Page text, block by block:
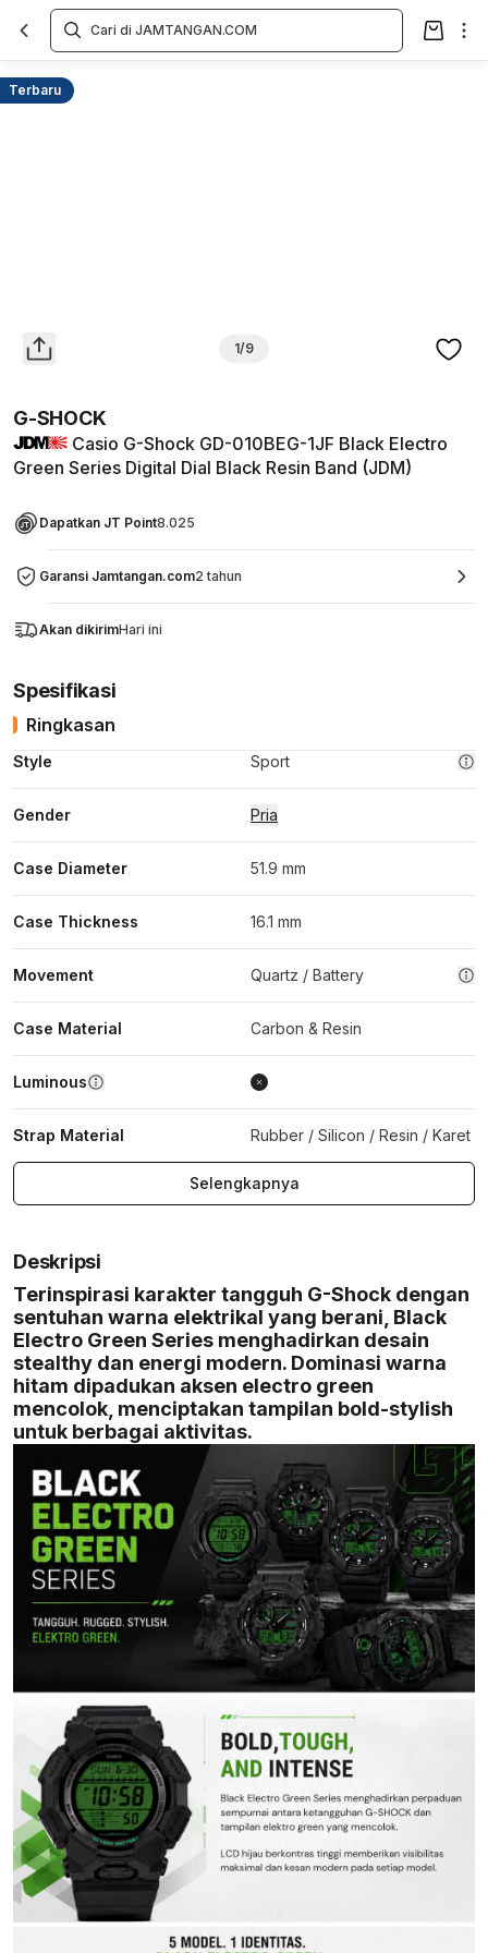
Terbaru
1/9
G-SHOCK
Casio G-Shock GD-010BEG-1JF Black Electro
Green Series Digital Dial Black Resin Band (JDM)
Dapatkan JT Point8.025
Garansi Jamtangan.com2 tahun
Akan dikirimHari ini
Overview
Spesifikasi
Ringkasan
Style Sport
Gender Pria
Case Diameter 51.9 mm
Case Thickness 16.1 mm
Movement Quartz / Battery
Case Material Carbon & Resin
Luminous
Strap Material Rubber / Silicon / Resin / Karet
Selengkapnya
Deskripsi
Terinspirasi karakter tangguh G-Shock dengan
sentuhan warna elektrikal yang berani, Black
Electro Green Series menghadirkan desain
stealthy dan energi modern. Dominasi warna
hitam dipadukan aksen electro green
mencolok, menciptakan tampilan bold-stylish
untuk berbagai aktivitas.